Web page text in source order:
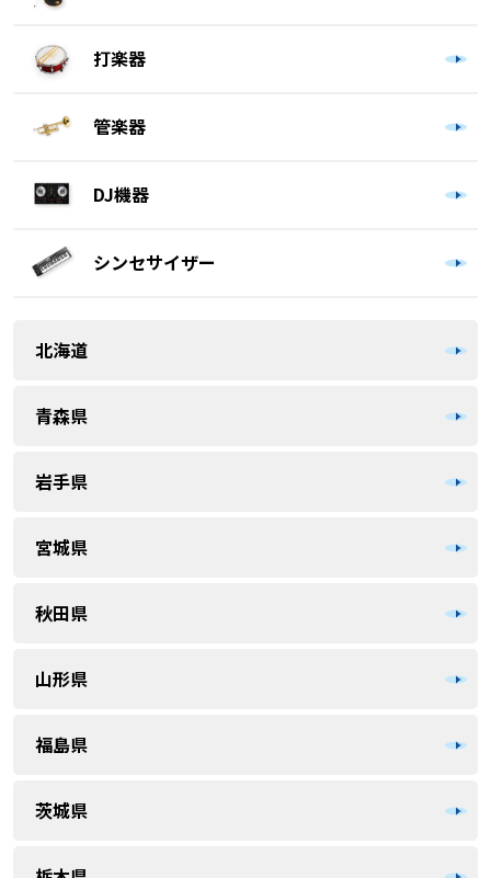
打楽器
管楽器
DJ機器
シンセサイザー
北海道
青森県
岩手県
宮城県
秋田県
山形県
福島県
茨城県